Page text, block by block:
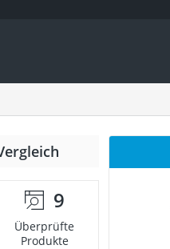
9
Überprüfte
Produkte